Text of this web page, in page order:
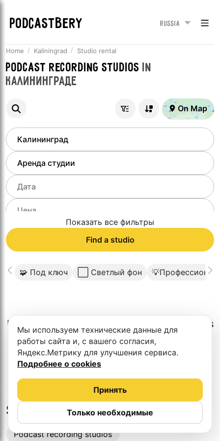
PODCASTBERY Russia
Home Kaliningrad Studio rental
Podcast recording studios in
Калининграде
On Map
Показать все фильтры
Find a studio
🧩 Под ключ ⬜️ Светлый фон
Unfortunately, there is no such studio in this
city.
Studios in nearby cities
Podcast recording studios
Мы используем технические данные для
работы сайта и, с вашего согласия,
Яндекс.Метрику для улучшения сервиса.
Подробнее о cookies
Только необходимые
Принять